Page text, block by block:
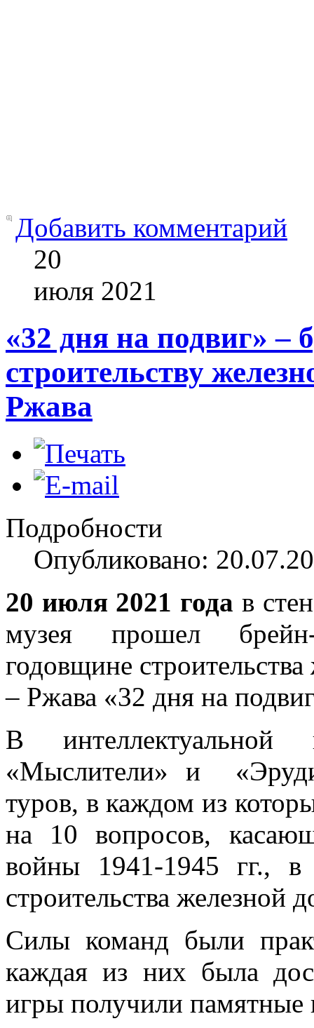
Добавить комментарий
20
июля 2021
«32 дня на подвиг» –
строительству
Ржава
Подробности
Опубликовано:
20 июля 2021 года в
музея прошел
годовщине
– Ржава «32 дня на
В интеллектуальной
«Мыслители» и
туров, в каждом из
на 10 вопросов,
войны 1941-1945 гг.,
строительства
Силы команд были
каждая из них была
игры получили памятные